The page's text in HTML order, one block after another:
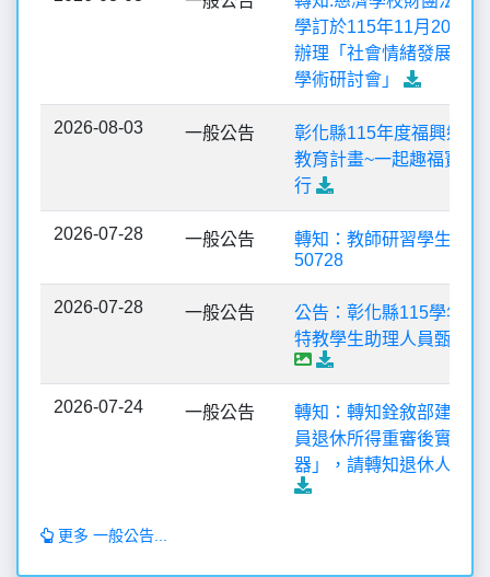
學訂於115年11月20日(
辦理「社會情緒發展與
學術研討會」
2026-08-03 一般公告
彰化縣115年度福興鄉濕
教育計畫~一起趣福寶生
行
2026-07-28 一般公告
轉知：教師研習學生活
50728
2026-07-28 一般公告
公告：彰化縣115學年度
特教學生助理人員甄選
2026-07-24 一般公告
轉知：轉知銓敘部建置
員退休所得重審後實發
器」，請轉知退休人員
更多 一般公告...